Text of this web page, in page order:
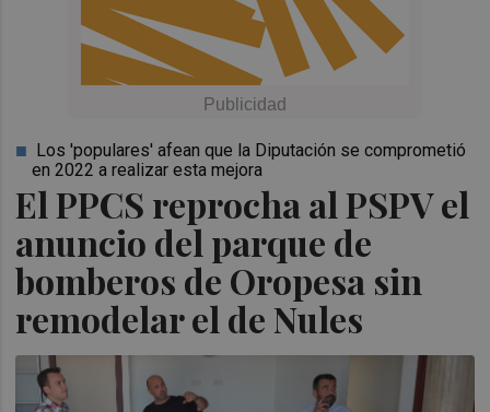
El PPCS reprocha al PSPV el
anuncio del parque de
bomberos de Oropesa sin
remodelar el de Nules
Los 'populares' afean que la Diputación se comprometió
en 2022 a realizar esta mejora